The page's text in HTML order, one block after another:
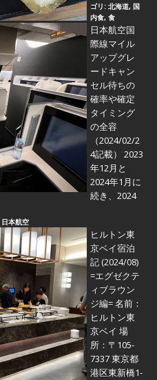
ゴリ: 北海道, 国
内食, 食
日本航空国
際線マイル
アップグレ
ードキャン
セル待ちの
確率や確定
タイミング
の全容
（2024/02/2
4記載） 2023
年12月と
2024年1月に
続き、2024
日本航空
ヒルトン東
京ベイ宿泊
記 (2024/08)
=エグゼクテ
ィブラウン
ジ編=名前：
ヒルトン東
京ベイ 場
所：〒105-
7337 東京都
港区東新橋1-